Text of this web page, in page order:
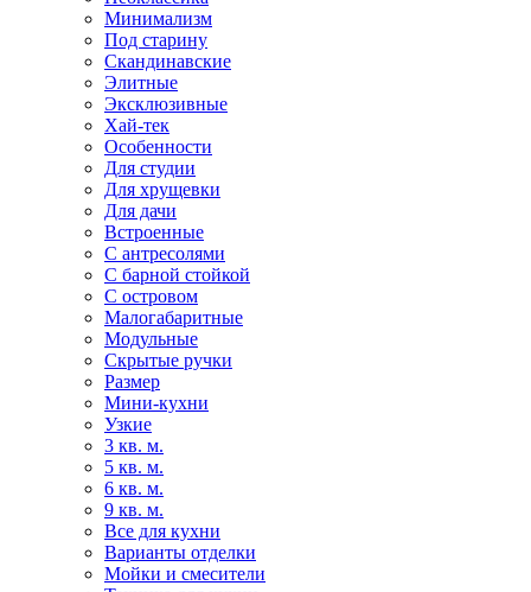
Минимализм
Под старину
Скандинавские
Элитные
Эксклюзивные
Хай-тек
Особенности
Для студии
Для хрущевки
Для дачи
Встроенные
С антресолями
С барной стойкой
С островом
Малогабаритные
Модульные
Скрытые ручки
Размер
Мини-кухни
Узкие
3 кв. м.
5 кв. м.
6 кв. м.
9 кв. м.
Все для кухни
Варианты отделки
Мойки и смесители